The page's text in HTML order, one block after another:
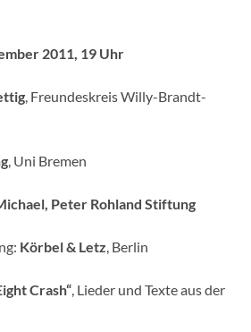
2011, 19 Uhr
, Freundeskreis Willy-Brandt-
, Uni Bremen
Peter Rohland Stiftung
Körbel & Letz, Berlin
Crash“, Lieder und Texte aus der